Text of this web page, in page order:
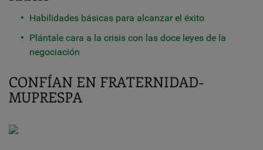
Habilidades básicas para alcanzar el éxito
Plántale cara a la crisis con las doce leyes de la
negociación
CONFÍAN EN FRATERNIDAD-
MUPRESPA